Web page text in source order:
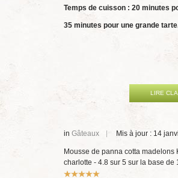
Temps de cuisson : 20 minutes
35 minutes pour une grande
LIRE
in Gâteaux Mis à jour : 14
Mousse de panna cotta madelons
charlotte - 4.8 sur 5 sur la base de
Vote